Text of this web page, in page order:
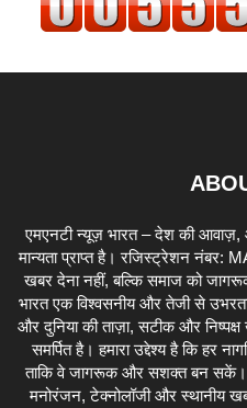
एमएनटी न्यूज़ भारत – देश की आवाज़,
मान्यता प्राप्त है। रजिस्ट्रेशन नंबर:
खबर देना नहीं, बल्कि समाज को
भारत एक विश्वसनीय और तेजी से
और दुनिया की ताज़ा, सटीक और
समर्पित है। हमारा उद्देश्य है कि हर
ताकि वे जागरूक और सशक्त बन सकें।
मनोरंजन, टेक्नोलॉजी और स्थानीय